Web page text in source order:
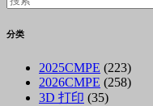
分类
2025CMPE (223)
2026CMPE (258)
3D 打印 (35)